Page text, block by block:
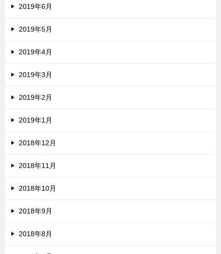
2019年6月
2019年5月
2019年4月
2019年3月
2019年2月
2019年1月
2018年12月
2018年11月
2018年10月
2018年9月
2018年8月